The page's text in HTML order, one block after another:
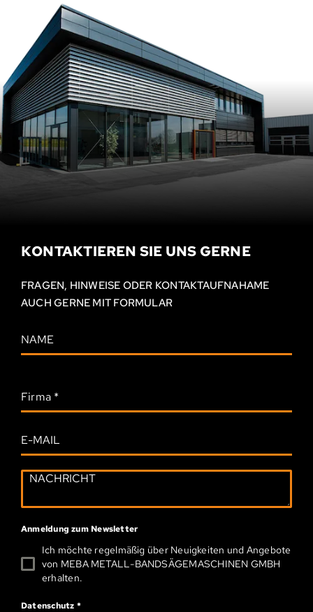
KONTAKTIEREN SIE UNS GERNE
FRAGEN, HINWEISE ODER KONTAKT­AUFNAHAME
AUCH GERNE MIT FORMULAR
Firma *
Anmeldung zum Newsletter
Ich möchte regelmäßig über Neuigkeiten und Angebote
von MEBA METALL-­BAND­SÄGEMASCHINEN GMBH
erhalten.
Datenschutz *